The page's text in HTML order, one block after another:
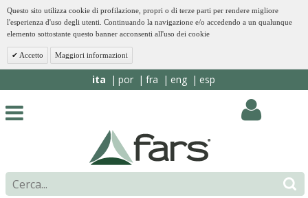
Questo sito utilizza cookie di profilazione, propri o di terze parti per rendere migliore
l'esperienza d'uso degli utenti. Continuando la navigazione e/o accedendo a un qualunque
elemento sottostante questo banner acconsenti all'uso dei cookie
Accetto Maggiori informazioni
ita por fra eng esp